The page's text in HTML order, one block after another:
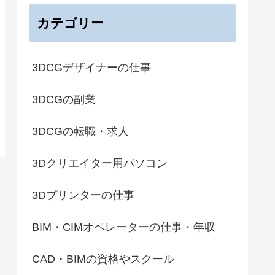
カテゴリー
3DCGデザイナーの仕事
3DCGの副業
3DCGの転職・求人
3Dクリエイター用パソコン
3Dプリンターの仕事
BIM・CIMオペレーターの仕事・年収
CAD・BIMの資格やスクール